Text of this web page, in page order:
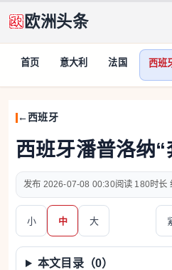
欧洲头条
首页 意大利 法国 西班
西班牙
西班牙潘普洛纳
2026-07-08 00:30 180
小 中 大
本文目录（0）